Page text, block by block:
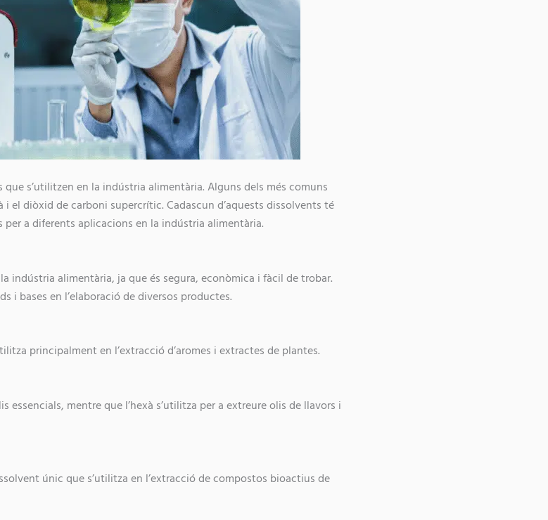
s’utilitzen en la indústria alimentària. Alguns dels més comuns
i el diòxid de carboni supercrític. Cadascun d’aquests dissolvents té
a diferents aplicacions en la indústria alimentària.
indústria alimentària, ja que és segura, econòmica i fàcil de trobar.
i bases en l’elaboració de diversos productes.
principalment en l’extracció d’aromes i extractes de plantes.
essencials, mentre que l’hexà s’utilitza per a extreure olis de llavors i
únic que s’utilitza en l’extracció de compostos bioactius de